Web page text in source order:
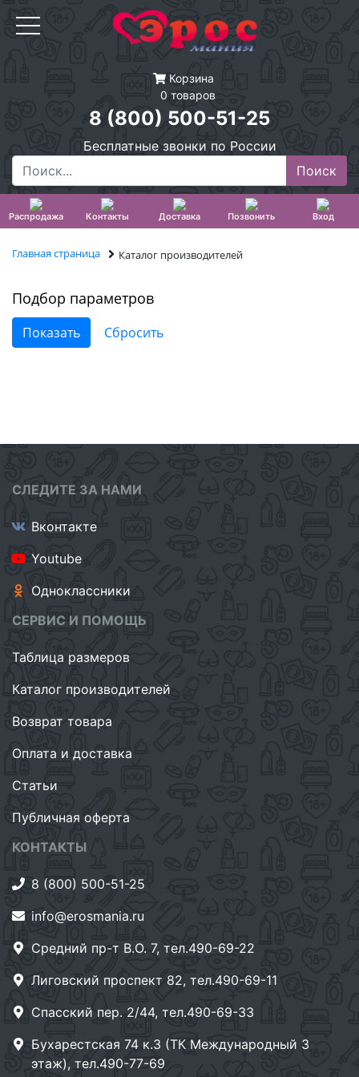
Корзина
0 товаров
8 (800) 500-51-25
Бесплатные звонки по России
Распродажа Контакты Доставка Позвонить Вход
Главная страница Каталог производителей
Подбор параметров
СЛЕДИТЕ ЗА НАМИ
Вконтакте
Youtube
Одноклассники
СЕРВИС И ПОМОЩЬ
Таблица размеров
Каталог производителей
Возврат товара
Оплата и доставка
Статьи
Публичная оферта
КОНТАКТЫ
8 (800) 500-51-25
info@erosmania.ru
Средний пр-т В.О. 7, тел.490-69-22
Лиговский проспект 82, тел.490-69-11
Спасский пер. 2/44, тел.490-69-33
Бухарестская 74 к.3 (ТК Международный 3
этаж), тел.490-77-69